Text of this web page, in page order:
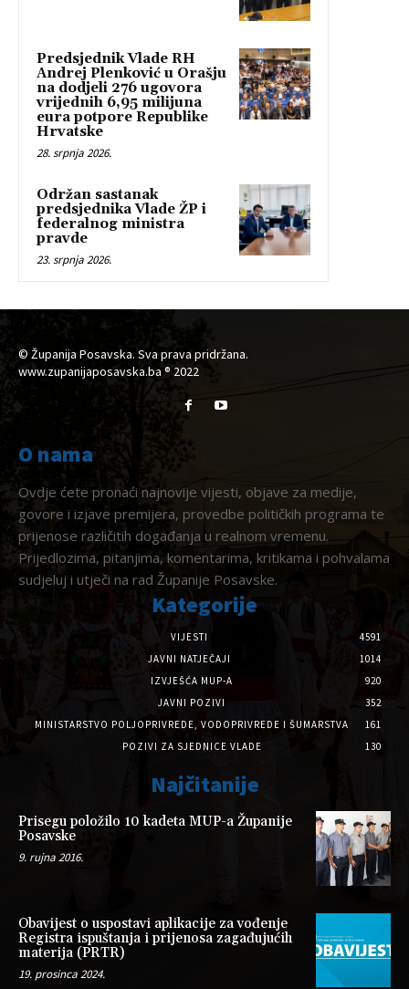
Predsjednik Vlade RH
Andrej Plenković u Orašju
na dodjeli 276 ugovora
vrijednih 6,95 milijuna
eura potpore Republike
Hrvatske
28. srpnja 2026.
Održan sastanak
predsjednika Vlade ŽP i
federalnog ministra
pravde
23. srpnja 2026.
© Županija Posavska. Sva prava pridržana.
www.zupanijaposavska.ba ® 2022
O nama
Ovdje ćete pronaći najnovije vijesti, objave za medije,
govore i izjave premijera, provedbe političkih programa te
prijenose različitih događanja u realnom vremenu.
Prijedlozima, pitanjima, komentarima, kritikama i pohvalama
sudjeluj i utječi na rad Županije Posavske.
Kategorije
VIJESTI
4591
JAVNI NATJEČAJI
1014
IZVJEŠĆA MUP-A
920
JAVNI POZIVI
352
MINISTARSTVO POLJOPRIVREDE, VODOPRIVREDE I ŠUMARSTVA
161
POZIVI ZA SJEDNICE VLADE
130
Najčitanije
Prisegu položilo 10 kadeta MUP-a Županije
Posavske
9. rujna 2016.
Obavijest o uspostavi aplikacije za vođenje
Registra ispuštanja i prijenosa zagađujućih
materija (PRTR)
19. prosinca 2024.